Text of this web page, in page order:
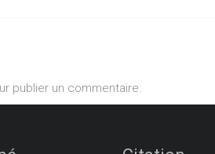
publier un commentaire.